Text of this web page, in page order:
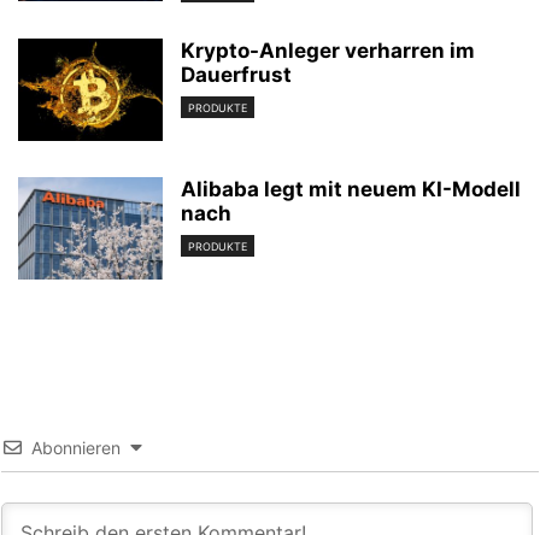
Krypto-Anleger verharren im
Dauerfrust
PRODUKTE
Alibaba legt mit neuem KI-Modell
nach
PRODUKTE
Abonnieren